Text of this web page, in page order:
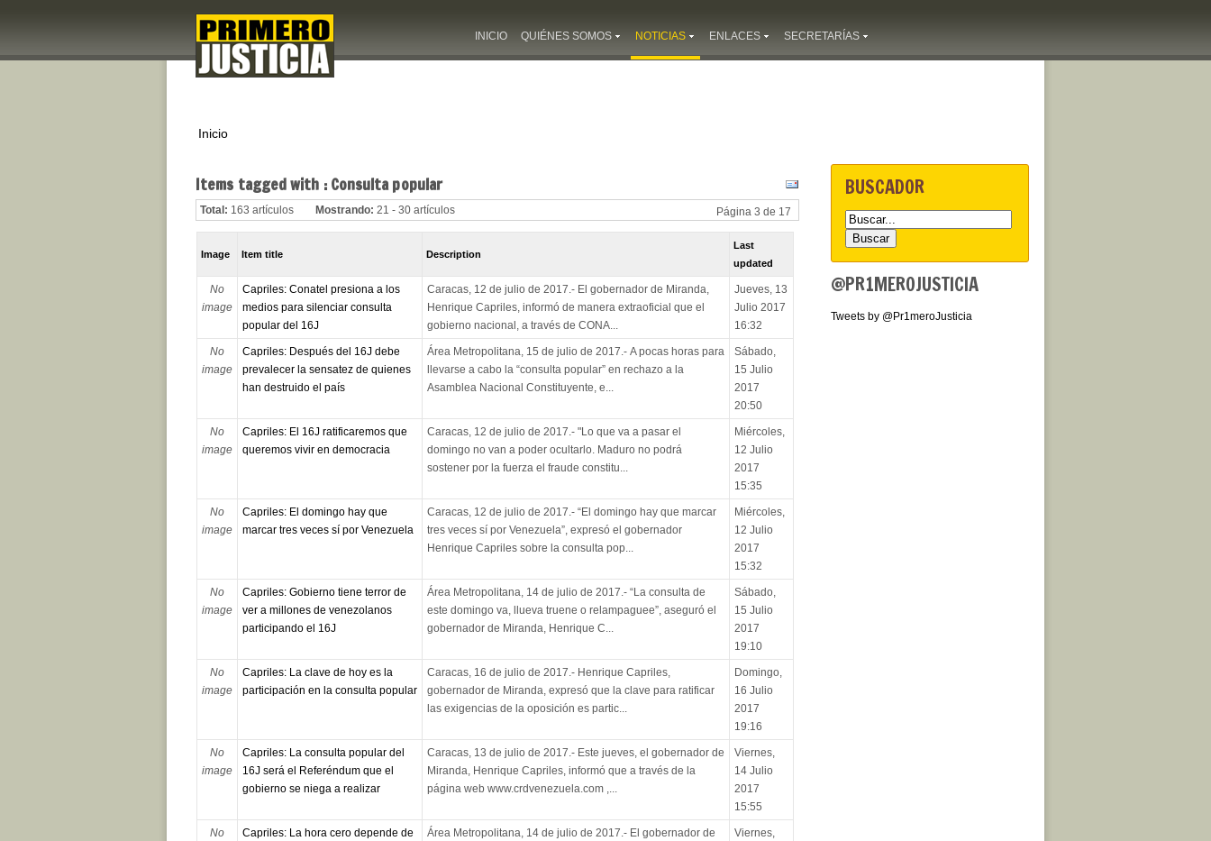
INICIO QUIÉNES SOMOS NOTICIAS ENLACES SECRETARÍAS
Inicio
Items tagged with : Consulta popular
Total: 163 artículos Mostrando: 21 - 30 artículos Página 3 de 17
Image Item title Description
Last
updated
No
image
Capriles: Conatel presiona a los
medios para silenciar consulta
popular del 16J
Caracas, 12 de julio de 2017.- El gobernador de Miranda,
Henrique Capriles, informó de manera extraoficial que el
gobierno nacional, a través de CONA...
Jueves, 13
Julio 2017
16:32
No
image
Capriles: Después del 16J debe
prevalecer la sensatez de quienes
han destruido el país
Área Metropolitana, 15 de julio de 2017.- A pocas horas para
llevarse a cabo la “consulta popular” en rechazo a la
Asamblea Nacional Constituyente, e...
Sábado,
15 Julio
2017
20:50
No
image
Capriles: El 16J ratificaremos que
queremos vivir en democracia
Caracas, 12 de julio de 2017.- "Lo que va a pasar el
domingo no van a poder ocultarlo. Maduro no podrá
sostener por la fuerza el fraude constitu...
Miércoles,
12 Julio
2017
15:35
No
image
Capriles: El domingo hay que
marcar tres veces sí por Venezuela
Caracas, 12 de julio de 2017.- “El domingo hay que marcar
tres veces sí por Venezuela”, expresó el gobernador
Henrique Capriles sobre la consulta pop...
Miércoles,
12 Julio
2017
15:32
No
image
Capriles: Gobierno tiene terror de
ver a millones de venezolanos
participando el 16J
Área Metropolitana, 14 de julio de 2017.- “La consulta de
este domingo va, llueva truene o relampaguee”, aseguró el
gobernador de Miranda, Henrique C...
Sábado,
15 Julio
2017
19:10
No
image
Capriles: La clave de hoy es la
participación en la consulta popular
Caracas, 16 de julio de 2017.- Henrique Capriles,
gobernador de Miranda, expresó que la clave para ratificar
las exigencias de la oposición es partic...
Domingo,
16 Julio
2017
19:16
No
image
Capriles: La consulta popular del
16J será el Referéndum que el
gobierno se niega a realizar
Caracas, 13 de julio de 2017.- Este jueves, el gobernador de
Miranda, Henrique Capriles, informó que a través de la
página web www.crdvenezuela.com ,...
Viernes,
14 Julio
2017
15:55
No
Capriles: La hora cero depende de
Área Metropolitana, 14 de julio de 2017.- El gobernador de
Viernes,
BUSCADOR
@PR1MEROJUSTICIA
Tweets by @Pr1meroJusticia